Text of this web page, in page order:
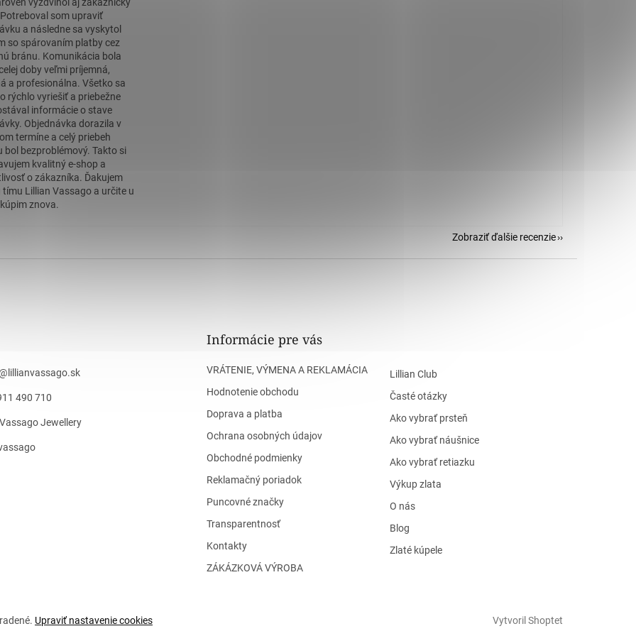
vyzdvihol aj zákaznícky
som upraviť
a následne sa vyskytol
so spárovaním platby cez
bránu. Komunikácia bola
doby veľmi príjemná,
a profesionálna. Všetko sa
rýchlo vyriešiť a priebežne
informácie o stave
Objednávka dorazila v
termíne a celý priebeh
bol bezproblémový. Takto si
kvalitný e-shop a
o zákazníka. Ďakujem
tímu Lillian Vassago a určite u
znova.
Zobraziť ďalšie recenzie
lillianvassago.sk
490 710
Jewellery
Informácie pre vás
VRÁTENIE, VÝMENA A REKLAMÁCIA
Hodnotenie obchodu
Doprava a platba
Ochrana osobných údajov
Obchodné podmienky
Reklamačný poriadok
Puncovné značky
Transparentnosť
Kontakty
ZÁKÁZKOVÁ VÝROBA
Lillian Club
Časté otázky
Ako vybrať prsteň
Ako vybrať náušnice
Ako vybrať retiazku
Výkup zlata
O nás
Blog
Zlaté kúpele
Vytvoril Shoptet
Upraviť nastavenie cookies